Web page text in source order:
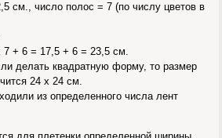
см., число полос = 7 (по числу цветов в
+ 6 = 17,5 + 6 = 23,5 см.
делать квадратную форму, то размер
24 х 24 см.
из определенного числа лент